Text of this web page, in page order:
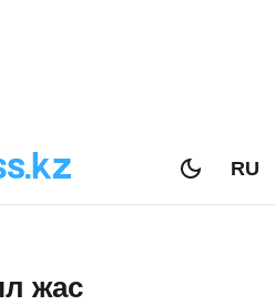
RU
жас